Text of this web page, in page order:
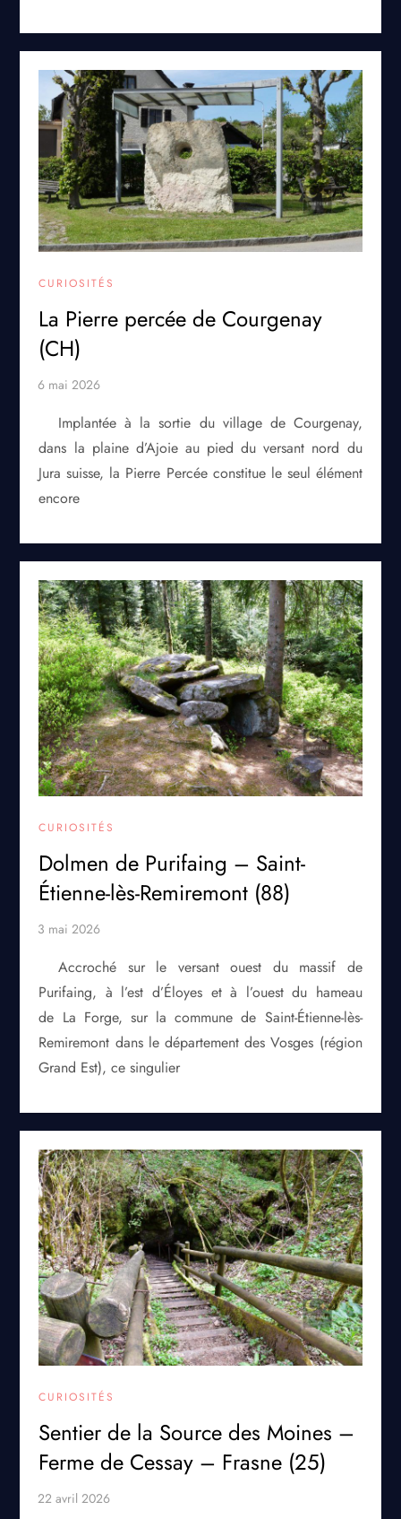
CURIOSITÉS
La Pierre percée de Courgenay
(CH)
Implantée à la sortie du village de Courgenay,
dans la plaine d’Ajoie au pied du versant nord du
Jura suisse, la Pierre Percée constitue le seul élément
encore
CURIOSITÉS
Dolmen de Purifaing – Saint-
Étienne-lès-Remiremont (88)
Accroché sur le versant ouest du massif de
Purifaing, à l’est d’Éloyes et à l’ouest du hameau
de La Forge, sur la commune de Saint-Étienne-lès-
Remiremont dans le département des Vosges (région
Grand Est), ce singulier
CURIOSITÉS
Sentier de la Source des Moines –
Ferme de Cessay – Frasne (25)